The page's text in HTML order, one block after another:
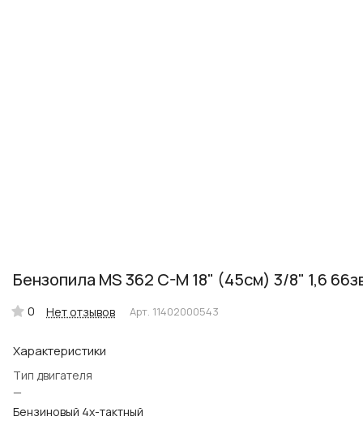
Бензопила MS 362 C-M 18" (45см) 3/8" 1,6
0 Нет отзывов Арт. 11402000543
Характеристики
Тип двигателя
—
Бензиновый 4х-тактный